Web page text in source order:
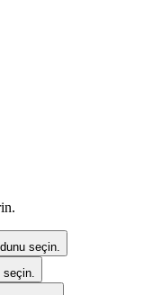
seçin.
seçin.